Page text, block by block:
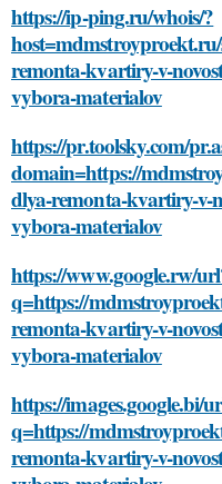
https://ip-ping.ru/whois/?
remonta-kvartiry-v-
vybora-materialov
https://pr.toolsky.com/
domain=https://
dlya-remonta-kvartiry-v-
vybora-materialov
https://www.google.rw/
q=https://
remonta-kvartiry-v-
vybora-materialov
https://images.google.bi/
q=https://
remonta-kvartiry-v-